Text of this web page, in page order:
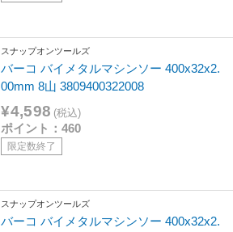
スナップオンツールズ
バーコ バイメタルマシンソー 400x32x2.
00mm 8山 3809400322008
¥4,598 (税込)
ポイント：460
限定数終了
スナップオンツールズ
バーコ バイメタルマシンソー 400x32x2.